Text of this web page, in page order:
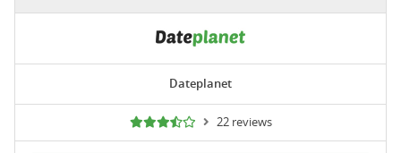
Dateplanet
22 reviews